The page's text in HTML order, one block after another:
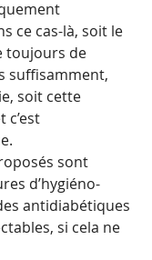
ce cas-là, soit le
toujours de
suffisamment,
soit cette
c’est
sont
d’hygiéno-
antidiabétiques
si cela ne